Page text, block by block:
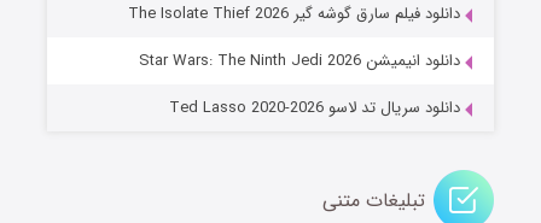
قسمت ۶ (زیرنویس)
دانلود فیلم سارق گوشه گیر The Isolate Thief 2026
دانلود انیمیشن Star Wars: The Ninth Jedi 2026
دانلود سریال تد لاسو Ted Lasso 2020-2026
تبلیغات متنی